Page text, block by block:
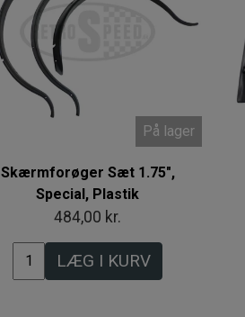
På lager
Skærmforøger Sæt 1.75",
Special, Plastik
484,00 kr.
LÆG I KURV